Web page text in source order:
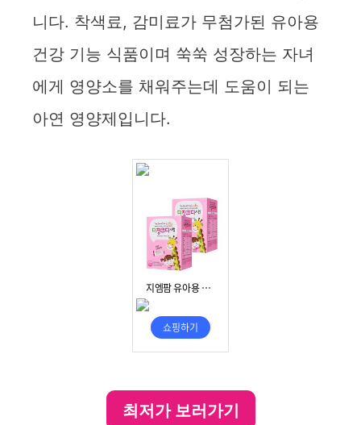
니다. 착색료, 감미료가 무첨가된 유아용
건강 기능 식품이며 쑥쑥 성장하는 자녀
에게 영양소를 채워주는데 도움이 되는
아연 영양제입니다.
최저가 보러가기